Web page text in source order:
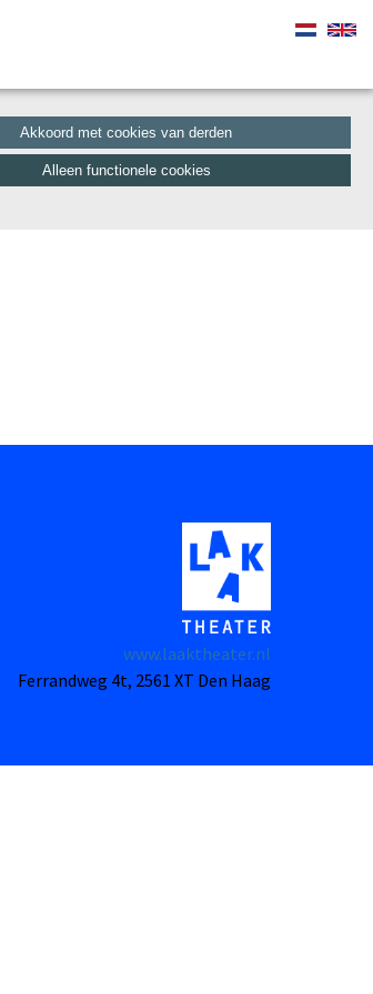
Akkoord met cookies van derden
Alleen functionele cookies
www.laaktheater.nl
Ferrandweg 4t, 2561 XT Den Haag